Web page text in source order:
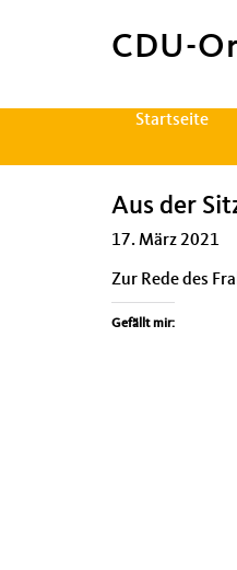
CDU-
Startseite
Aus der
17. März 2021
Zur Rede des
Gefällt mir: